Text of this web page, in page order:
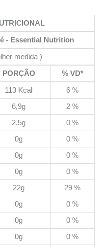
- Essential Nutrition
medida )
PORÇÃO
% VD*
113 Kcal
6 %
6,9g
2 %
2,5g
0 %
0g
0 %
0g
0 %
0g
0 %
22g
29 %
0g
0 %
0g
0 %
0g 0 %